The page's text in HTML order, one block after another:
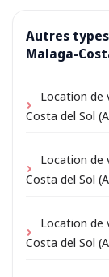
Autres
Malaga-
Location de
Costa del Sol
Location de
Costa del Sol
Location de
Costa del Sol